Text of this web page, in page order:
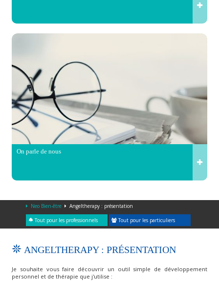
On parle de nous
Neo Bien-être Angeltherapy : présentation
Tout pour les professionnels Tout pour les particuliers
ANGELTHERAPY : PRÉSENTATION
Je souhaite vous faire découvrir un outil simple de développement
personnel et de thérapie que j'utilise :